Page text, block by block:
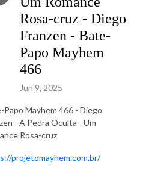
Rosa-cruz - Diego
Franzen - Bate-
Papo Mayhem
466
Jun 9, 2025
Papo Mayhem 466 - Diego
- A Pedra Oculta - Um
Rosa-cruz
projetomayhem.com.br/